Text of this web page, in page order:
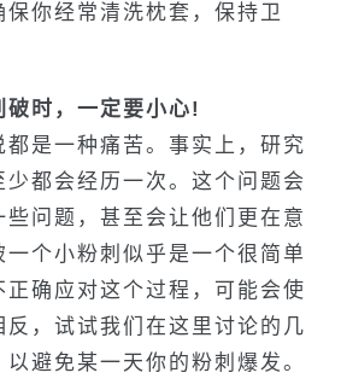
你经常清洗枕套，保持卫
破时，一定要小心!
是一种痛苦。事实上，研究
都会经历一次。这个问题会
问题，甚至会让他们更在意
一个小粉刺似乎是一个很简单
正确应对这个过程，可能会使
反，试试我们在这里讨论的几
避免某一天你的粉刺爆发。